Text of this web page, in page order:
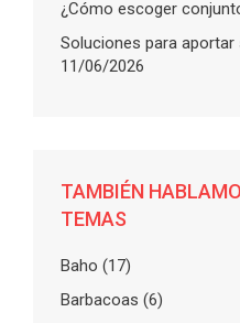
¿Cómo escoger
Soluciones para aportar
11/06/2026
TAMBIÉN
TEMAS
Baho (17)
Barbacoas (6)